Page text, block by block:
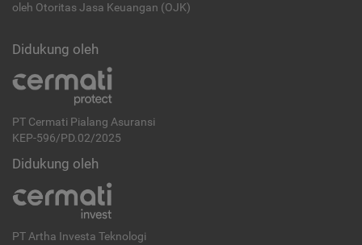
oleh Otoritas Jasa Keuangan (OJK)
Didukung oleh
PT Cermati Pialang Asuransi
KEP-596/PD.02/2025
Didukung oleh
PT Artha Investa Teknologi